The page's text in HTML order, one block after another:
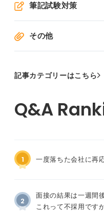
筆記試験対策
その他
記事カテゴリーはこちら
1 一度落ちた会社に再
2
面接の結果は一週間
これって不採用です